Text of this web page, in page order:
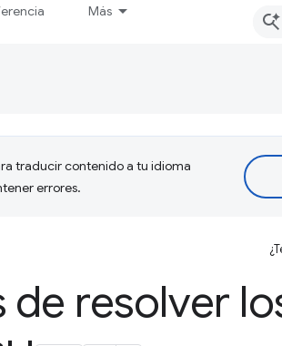
Más
traducir contenido a tu idioma
errores.
de resolver